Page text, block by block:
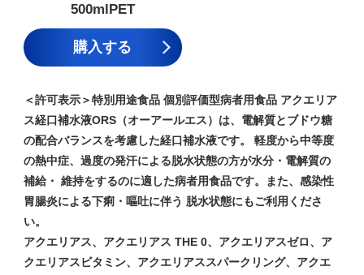
500mlPET
購入する
＜許可表示＞特別用途食品 個別評価型病者用食品 アクエリア
ス経口補水液ORS（オーアールエス）は、電解質とブドウ糖
の配合バランスを考慮した経口補水液です。 軽度から中等度
の熱中症、過度の発汗による脱水状態の方が水分・電解質の
補給・ 維持をするのに適した病者用食品です。また、感染性
胃腸炎による下痢・嘔吐に伴う 脱水状態にもご利用くださ
い。
アクエリアス、アクエリアス THE 0、アクエリアスゼロ、ア
クエリアスビタミン、アクエリアススパークリング、アクエ